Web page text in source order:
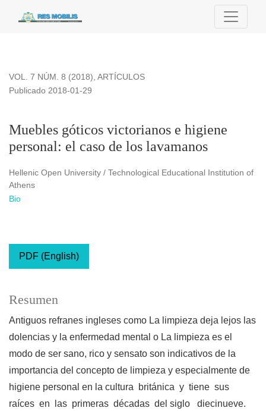
Muebles góticos victorianos e higiene personal: el caso de
VOL. 7 NÚM. 8 (2018), ARTÍCULOS
Muebles góticos victorianos e higiene
personal: el caso de los lavamanos
Publicado 2018-01-29
Hellenic Open University / Technological Educational Institution of
Athens
Bio
PDF (English)
Resumen
Antiguos refranes ingleses como La limpieza deja lejos las
dolencias y la enfermedad mental o La limpieza es el
modo de ser sano, rico y sensato son indicativos de la
importancia del concepto de limpieza y especialmente de
higiene personal en la cultura británica y tiene sus
raíces en las primeras décadas del siglo diecinueve.